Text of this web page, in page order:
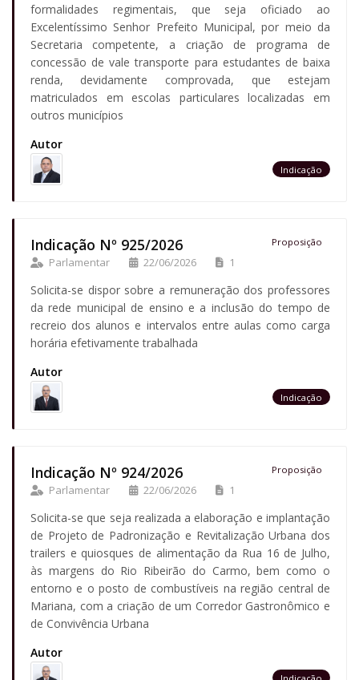
formalidades regimentais, que seja oficiado ao
Excelentíssimo Senhor Prefeito Municipal, por meio da
Secretaria competente, a criação de programa de
concessão de vale transporte para estudantes de baixa
renda, devidamente comprovada, que estejam
matriculados em escolas particulares localizadas em
outros municípios
Autor
Indicação
Indicação Nº 925/2026 Proposição
Parlamentar 22/06/2026 1
Solicita-se dispor sobre a remuneração dos professores
da rede municipal de ensino e a inclusão do tempo de
recreio dos alunos e intervalos entre aulas como carga
horária efetivamente trabalhada
Autor
Indicação
Indicação Nº 924/2026 Proposição
Parlamentar 22/06/2026 1
Solicita-se que seja realizada a elaboração e implantação
de Projeto de Padronização e Revitalização Urbana dos
trailers e quiosques de alimentação da Rua 16 de Julho,
às margens do Rio Ribeirão do Carmo, bem como o
entorno e o posto de combustíveis na região central de
Mariana, com a criação de um Corredor Gastronômico e
de Convivência Urbana
Autor
Indicação